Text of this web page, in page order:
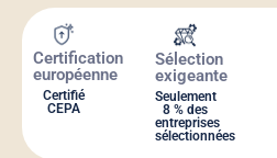
Certification
européenne
Certifié
CEPA
Sélection
exigeante
Seulement
8 % des
entreprises
sélectionnées